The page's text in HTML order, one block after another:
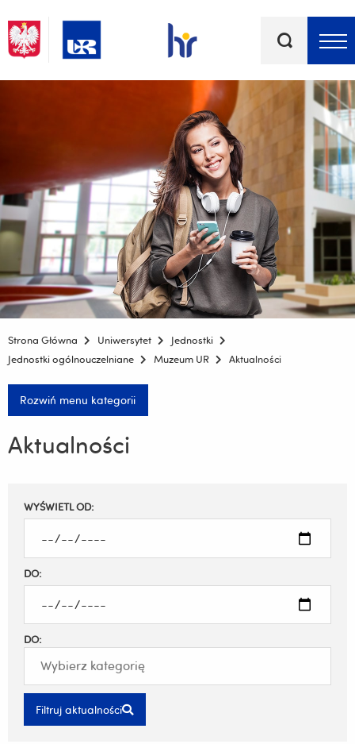
kluczowe
Strona Główna Uniwersytet
Jednostki
Jednostki ogólnouczelniane
Muzeum UR Aktualności
Rozwiń menu kategorii
Aktualności
Filtruj
WYŚWIETL OD:
DO:
DO:
Filtruj aktualności